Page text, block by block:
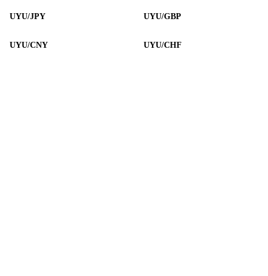
UYU/JPY UYU/GBP
UYU/CNY UYU/CHF